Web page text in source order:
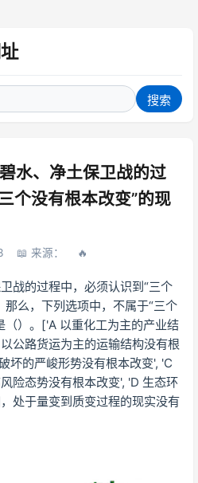
搜索
水、净土保卫战的过
个没有根本改变”的现
来源：
战的过程中，必须认识到“三个
么，下列选项中，不属于“三个
（）。['A 以重化工为主的产业结
公路货运为主的运输结构没有根
坏的严峻形势没有根本改变', 'C
险态势没有根本改变', 'D 生态环
处于量变到质变过程的现实没有